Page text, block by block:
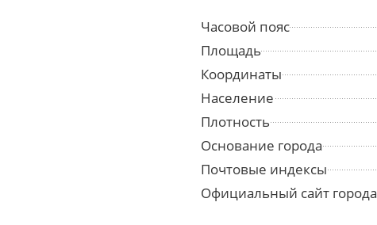
Часовой пояс
Площадь
Координаты
Население
Плотность
Основание города
Почтовые индексы
Официальный сайт города